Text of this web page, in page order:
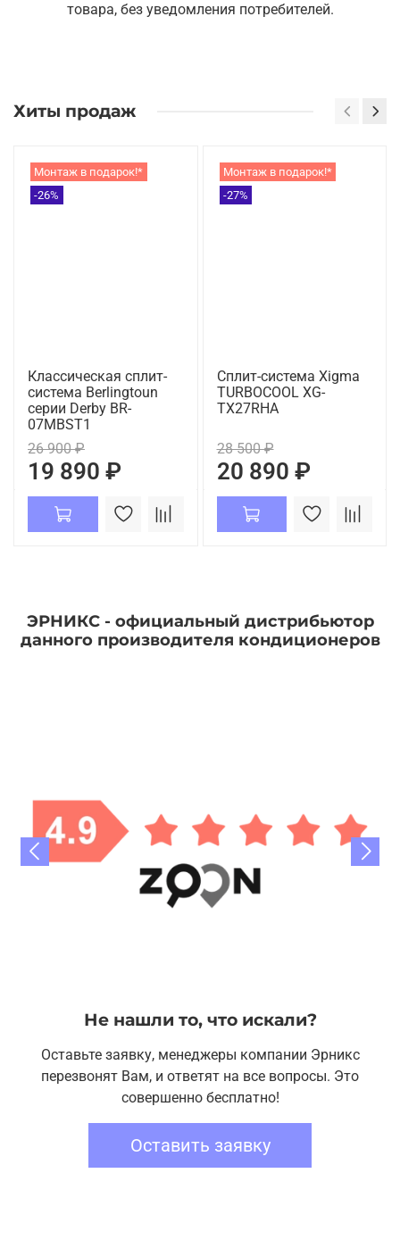
товара, без уведомления потребителей.
Хиты продаж
Монтаж в подарок!*
-26%
Классическая сплит-
система Berlingtoun
серии Derby BR-
07MBST1
26 900 ₽
19 890 ₽
Монтаж в подарок!*
-27%
Сплит-система Xigma
TURBOCOOL XG-
TX27RHA
28 500 ₽
20 890 ₽
ЭРНИКС - официальный дистрибьютор
данного производителя кондиционеров
Не нашли то, что искали?
Оставьте заявку, менеджеры компании Эрникс
перезвонят Вам, и ответят на все вопросы. Это
совершенно бесплатно!
Оставить заявку